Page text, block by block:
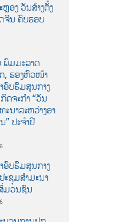
ອງ ວັນສ້າງຕັ້ງ
ນ ຄົບຮອບ
ພົມມະລາດ
, ຮອງຫົວໜ້າ
ອົບຮົມສູນກາງ
ດຈະກຳ “ວັນ
ນາລະຫວ່າງອາ
” ປະຈຳປີ
ອົບຮົມສູນກາງ
ະຊຸມສຳມະນາ
ມວນຊົນ